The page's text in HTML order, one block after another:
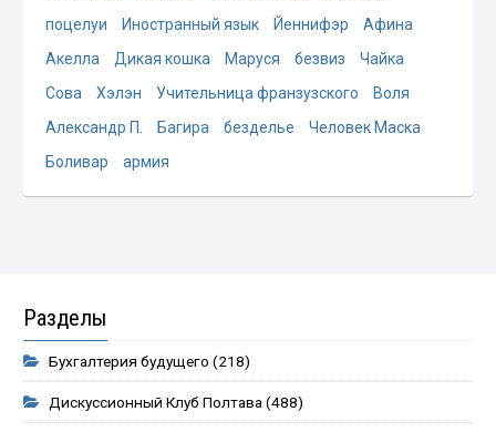
поцелуи
Иностранный язык Йеннифэр
Афина
Акелла
Дикая кошка Маруся безвиз
Чайка
Сова
Хэлэн Учительница франзузского
Воля
Александр П.
Багира безделье
Человек Маска
Боливар
армия
Разделы
Бухгалтерия будущего (218)
Дискуссионный Клуб Полтава (488)